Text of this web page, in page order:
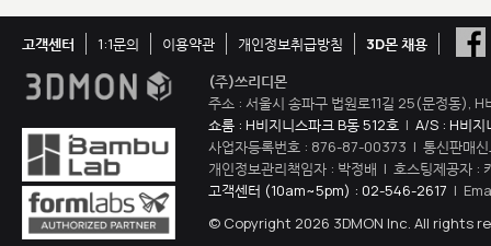
고객센터 1:1문의 이용약관 개인정보취급방침
3D몬 채용
(주)쓰리디몬
주소 : 서울시 송파구 법원로11길 25(문정동),
쇼룸 : H비지니스파크 B동 512호 | A/S : H비지
사업자등록번호 : 876-87-00373 | 통신판매
개인정보관리책임자 : 박정배 | 호스팅제공자 :
고객센터 (10am~5pm) : 02-546-2617 |
© Copyright 2026 3DMON Inc. All rights